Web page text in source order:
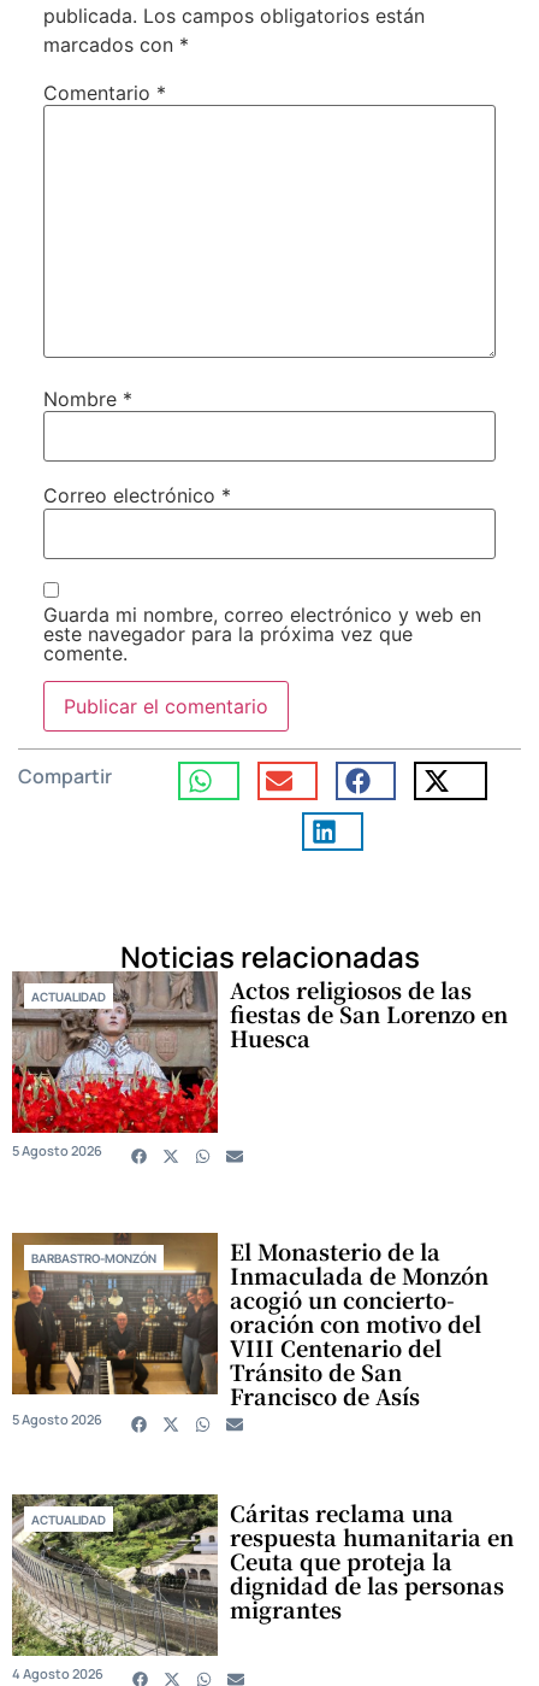
publicada. Los campos obligatorios están
marcados con *
Comentario *
Nombre *
Correo electrónico *
Guarda mi nombre, correo electrónico y web en
este navegador para la próxima vez que
comente.
Compartir
Noticias relacionadas
ACTUALIDAD Actos religiosos de las
fiestas de San Lorenzo en
Huesca
5 Agosto 2026
BARBASTRO-MONZÓN El Monasterio de la
Inmaculada de Monzón
acogió un concierto-
oración con motivo del
VIII Centenario del
Tránsito de San
Francisco de Asís
5 Agosto 2026
ACTUALIDAD Cáritas reclama una
respuesta humanitaria en
Ceuta que proteja la
dignidad de las personas
migrantes
4 Agosto 2026